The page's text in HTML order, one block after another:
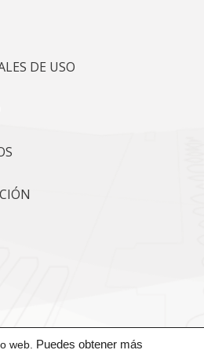
DE USO
web. Puedes obtener más